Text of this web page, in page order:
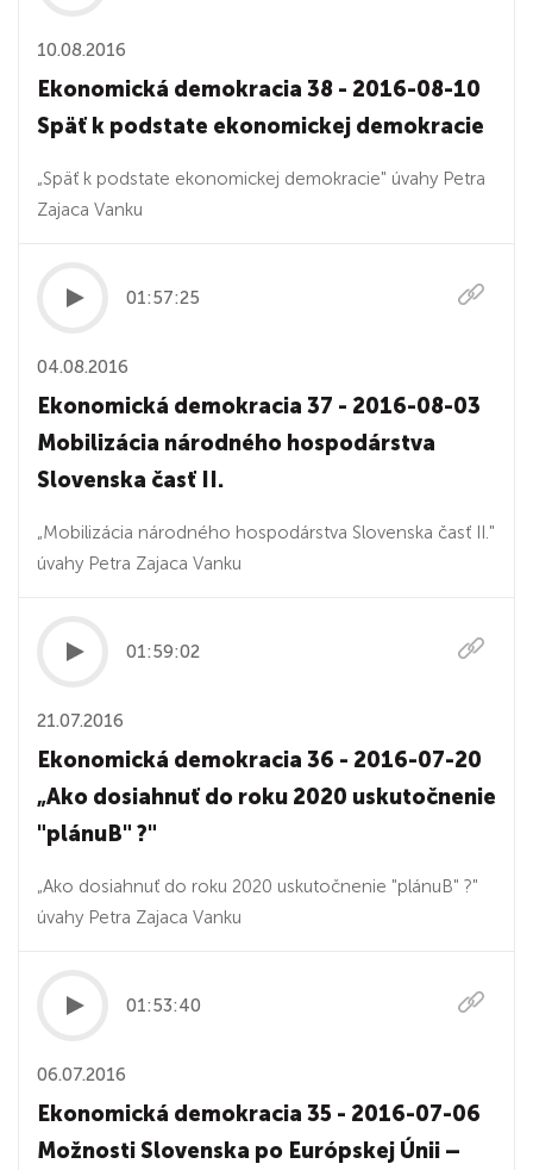
10.08.2016
Ekonomická demokracia 38 - 2016-08-10
Späť k podstate ekonomickej demokracie
„Späť k podstate ekonomickej demokracie" úvahy Petra
Zajaca Vanku
01:57:25
04.08.2016
Ekonomická demokracia 37 - 2016-08-03
Mobilizácia národného hospodárstva
Slovenska časť II.
„Mobilizácia národného hospodárstva Slovenska časť II."
úvahy Petra Zajaca Vanku
01:59:02
21.07.2016
Ekonomická demokracia 36 - 2016-07-20
„Ako dosiahnuť do roku 2020 uskutočnenie
"plánuB" ?"
„Ako dosiahnuť do roku 2020 uskutočnenie "plánuB" ?"
úvahy Petra Zajaca Vanku
01:53:40
06.07.2016
Ekonomická demokracia 35 - 2016-07-06
Možnosti Slovenska po Európskej Únii –